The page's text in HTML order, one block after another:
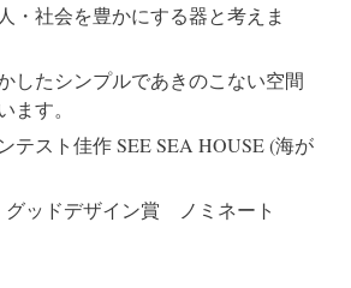
・社会を豊かにする器と考えま
したシンプルであきのこない空間
ます。
テスト佳作 SEE SEA HOUSE (海が
グッドデザイン賞 ノミネート